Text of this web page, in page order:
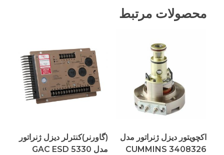
محصولات مرتبط
اکچویتور دیزل ژنراتور مدل
CUMMINS 3408326
(گاورنر)کنترلر دیزل ژنراتور
مدل GAC ESD 5330